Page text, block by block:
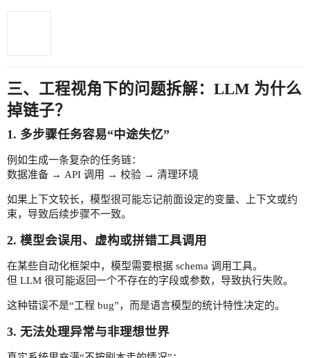
三、工程视角下的问题拆解：LLM 为什么
掉链子？
1. 多步骤任务容易“中途失忆”
例如生成一条复杂的任务链：
数据准备 → API 调用 → 校验 → 清理环境
如果上下文较长，模型很可能忘记前面设定的变量、上下文或约
束，导致后续步骤不一致。
2. 模型会误用、虚构或拼错工具调用
在某些自动化框架中，模型需要根据 schema 调用工具。
但 LLM 很可能返回一个不存在的字段或参数，导致执行失败。
这种错误不是“工程 bug”，而是语言模型的统计特性决定的。
3. 无法处理异常与非理想世界